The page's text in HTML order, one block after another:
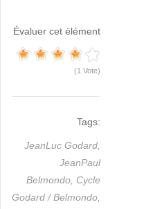
Évaluer cet élément
(1 Vote)
Tags:
JeanLuc Godard,
JeanPaul
Belmondo, Cycle
Godard / Belmondo,